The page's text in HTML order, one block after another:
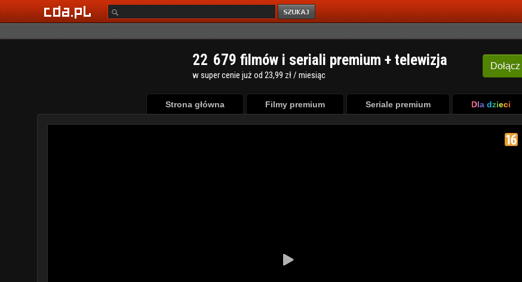
Dołącz
22 679 filmów i seriali premium + telewizja
w super cenie już od 23,99 zł / miesiąc
Strona główna Filmy premium Seriale premium Dla dzieci